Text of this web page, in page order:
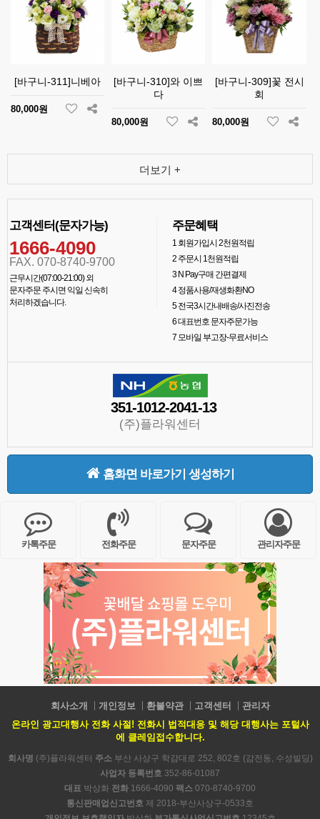
[바구니-311]니베아
80,000원
[바구니-310]와 이쁘
다
80,000원
[바구니-309]꽃 전시
회
80,000원
더보기 +
고객센터(문자가능)
1666-4090
FAX. 070-8740-9700
근무시간(07:00-21:00) 외
문자주문 주시면 익일 신속히
처리하겠습니다.
주문혜택
1회원가입시 2천원적립
2주문시 1천원적립
3N Pay구매 간편결제
4정품사용/재생화환NO
5전국3시간내배송/사진전송
6대표번호 문자주문가능
7모바일 부고장-무료서비스
351-1012-2041-13
(주)플라워센터
홈화면 바로가기 생성하기
카톡주문 전화주문 문자주문 관리자주문
회사소개 개인정보 환불약관 고객센터
관리자
온라인 광고대행사 전화 사절! 전화시 법적대응 및 해당 대행사는 포털사
에 클레임접수합니다.
회사명 (주)플라워센터 주소부산 사상구 학감대로 252, 802호 (감전동, 수성빌딩)
사업자 등록번호 352-86-01087
대표 박상화 전화 1666-4090 팩스 070-8740-9700
통신판매업신고번호 제 2018-부산사상구-0533호